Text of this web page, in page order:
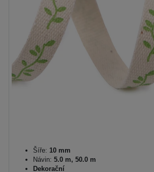
Šíře: 10 mm
Návin: 5.0 m, 50.0 m
Dekorační